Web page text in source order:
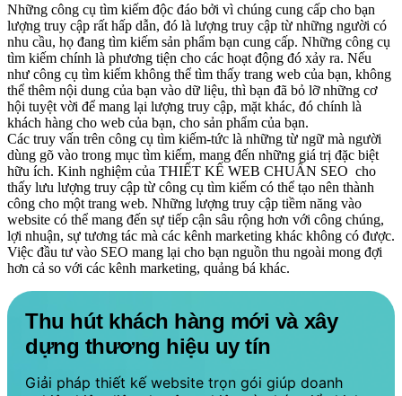
Những công cụ tìm kiếm độc đáo bởi vì chúng cung cấp cho bạn
lượng truy cập rất hấp dẫn, đó là lượng truy cập từ những người có
nhu cầu, họ đang tìm kiếm sản phẩm bạn cung cấp. Những công cụ
tìm kiếm chính là phương tiện cho các hoạt động đó xảy ra. Nếu
như công cụ tìm kiếm không thể tìm thấy trang web của bạn, không
thể thêm nội dung của bạn vào dữ liệu, thì bạn đã bỏ lỡ những cơ
hội tuyệt vời để mang lại lượng truy cập, mặt khác, đó chính là
khách hàng cho web của bạn, cho sản phẩm của bạn.
Các truy vấn trên công cụ tìm kiếm-tức là những từ ngữ mà người
dùng gõ vào trong mục tìm kiếm, mang đến những giá trị đặc biệt
hữu ích. Kinh nghiệm của THIẾT KẾ WEB CHUẨN SEO cho
thấy lưu lượng truy cập từ công cụ tìm kiếm có thể tạo nên thành
công cho một trang web. Những lượng truy cập tiềm năng vào
website có thể mang đến sự tiếp cận sâu rộng hơn với công chúng,
lợi nhuận, sự tương tác mà các kênh marketing khác không có được.
Việc đầu tư vào SEO mang lại cho bạn nguồn thu ngoài mong đợi
hơn cả so với các kênh marketing, quảng bá khác.
Thu hút khách hàng mới và xây
dựng thương hiệu uy tín
Giải pháp thiết kế website trọn gói giúp doanh